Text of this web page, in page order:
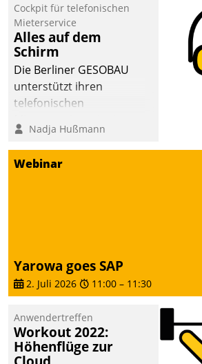
einsehen und ändern
oder
Schadensmeldungen
abgeben – rund um die
Uhr.
Cockpit für telefonischen
Mieterservice
Alles auf dem
Schirm
Die Berliner GESOBAU
unterstützt ihren
telefonischen
digitalen Cockpit, das
situationsbezogen
passende Fragen und
Mietenden zügiger und
effizienter zu bearbeiten.
Nadja Hußmann
Webinar
Yarowa goes SAP
2. Juli 2026 11:00 – 11:30
Anwendertreffen
Workout 2022:
Höhenflüge zur